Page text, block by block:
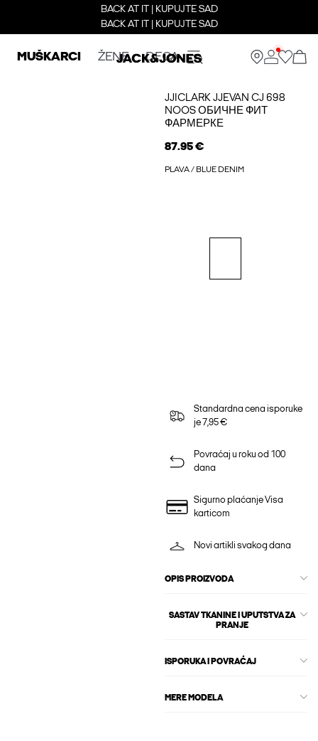
BACK AT IT | KUPUJTE SAD
BACK AT IT | KUPUJTE SAD
MUŠKARCI ŽENE DECA
JJICLARK JJEVAN CJ 698
NOOS ОБИЧНЕ ФИТ
ФАРМЕРКЕ
87.95 €
PLAVA / BLUE DENIM
Standardna cena isporuke
je 7,95 €
Povraćaj u roku od 100
dana
Sigurno plaćanje Visa
karticom
Novi artikli svakog dana
OPIS PROIZVODA
SASTAV TKANINE I UPUTSTVA ZA
PRANJE
ISPORUKA I POVRAĆAJ
MERE MODELA